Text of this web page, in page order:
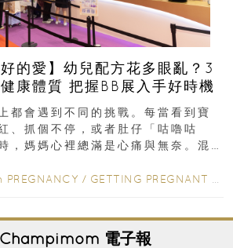
好的愛】幼兒配方花多眼亂？3
康體質 把握BB展入手好時機
都會遇到不同的挑戰。每當看到寶
、抓個不停，或者肚仔「咕嚕咕
，媽媽心裡總滿是心痛與無奈。混
PREGNANCY / GETTING PREGNANT
Champimom 電子報